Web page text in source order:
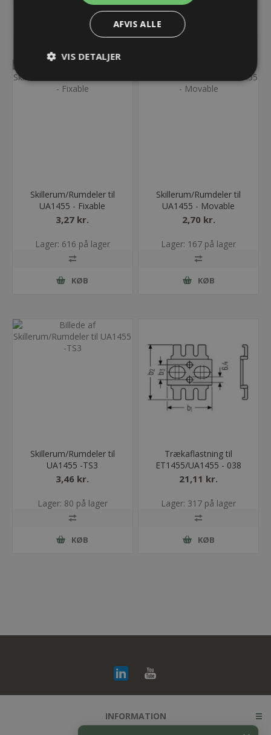
Skillerum/Rumdeler til
UA1455 - Fixable
3,27 kr.
Lager: 616 på lager
KØB
Skillerum/Rumdeler til
UA1455 - Movable
2,70 kr.
Lager: 167 på lager
KØB
Skillerum/Rumdeler til
UA1455 -TS3
3,46 kr.
Lager: 80 på lager
KØB
Trækaflastning til
ET1455/UA1455 - 038
21,11 kr.
Lager: 317 på lager
KØB
INFORMATION
AFVIS ALLE
VIS DETALJER